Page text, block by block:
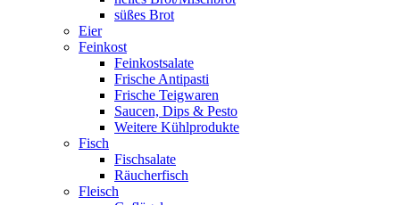
süßes Brot
Eier
Feinkost
Feinkostsalate
Frische Antipasti
Frische Teigwaren
Saucen, Dips & Pesto
Weitere Kühlprodukte
Fisch
Fischsalate
Räucherfisch
Fleisch